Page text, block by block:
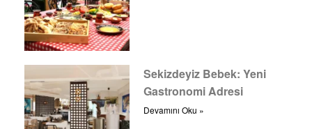
Sekizdeyiz Bebek: Yeni
Gastronomi Adresi
Devamını Oku »